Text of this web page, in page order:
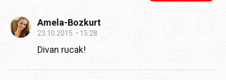
Amela-Bozkurt
23.10.2015. 15:28
Divan rucak!